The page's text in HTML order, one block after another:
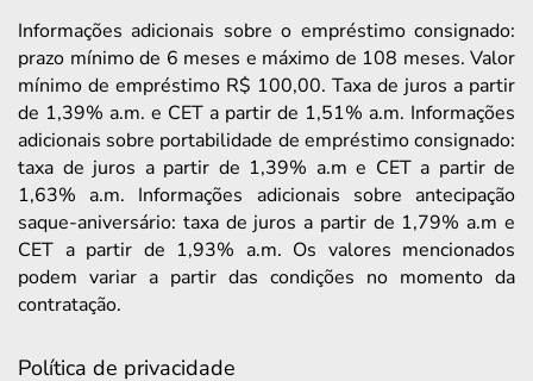
Informações adicionais sobre o empréstimo consignado:
prazo mínimo de 6 meses e máximo de 108 meses. Valor
mínimo de empréstimo R$ 100,00. Taxa de juros a partir
de 1,39% a.m. e CET a partir de 1,51% a.m. Informações
adicionais sobre portabilidade de empréstimo consignado:
taxa de juros a partir de 1,39% a.m e CET a partir de
1,63% a.m. Informações adicionais sobre antecipação
saque-aniversário: taxa de juros a partir de 1,79% a.m e
CET a partir de 1,93% a.m. Os valores mencionados
podem variar a partir das condições no momento da
contratação.
Política de privacidade